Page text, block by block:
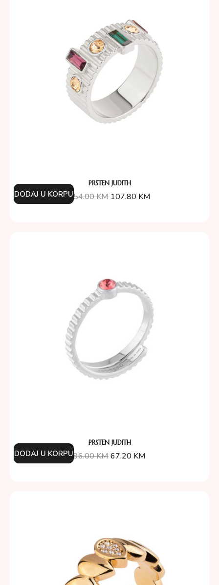
PRSTEN JUDITH
154.00KM 107.80 KM
DODAJ U KORPU
PRSTEN JUDITH
96.00KM67.20 KM
DODAJ U KORPU